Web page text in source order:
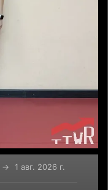
→ 1 авг. 2026 г.